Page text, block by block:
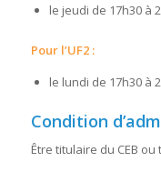
le jeudi de 17h30 à
Pour l’UF2 :
le lundi de 17h30 à
Condition
Être titulaire du CEB ou